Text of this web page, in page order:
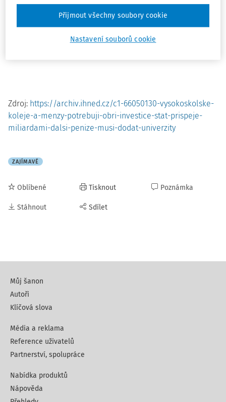
investičním plánu ministerstva školství se dočtete v článku
Aleny Skoupé a Jana Menšíka.
Zdroj: https://archiv.ihned.cz/c1-66050130-vysokoskolske-
koleje-a-menzy-potrebuji-obri-investice-stat-prispeje-
miliardami-dalsi-penize-musi-dodat-univerzity
ZAJÍMAVÉ
Oblíbené
Stáhnout
Tisknout
Sdílet
Poznámka
Můj šanon
Autoři
Klíčová slova
Média a reklama
Reference uživatelů
Partnerství, spolupráce
Nabídka produktů
Nápověda
Nastavení souborů cookie
Přijmout všechny soubory cookie